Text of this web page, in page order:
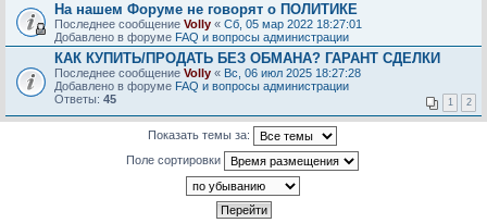
На нашем Форуме не говорят о ПОЛИТИКЕ
Последнее сообщение Volly « Сб, 05 мар 2022 18:27:01
Добавлено в форуме FAQ и вопросы администрации
КАК КУПИТЬ/ПРОДАТЬ БЕЗ ОБМАНА? ГАРАНТ СДЕЛКИ
Последнее сообщение Volly « Вс, 06 июл 2025 18:27:28
Добавлено в форуме FAQ и вопросы администрации
Ответы: 45 1 2
Показать темы за:
Поле сортировки